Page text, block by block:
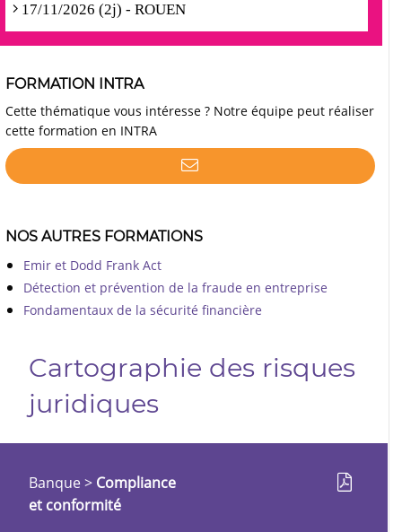
17/11/2026 (2j) - ROUEN
FORMATION INTRA
Cette thématique vous intéresse ? Notre équipe peut réaliser
cette formation en INTRA
NOS AUTRES FORMATIONS
Emir et Dodd Frank Act
Détection et prévention de la fraude en entreprise
Fondamentaux de la sécurité financière
Cartographie des risques
juridiques
Banque> Compliance
et conformité